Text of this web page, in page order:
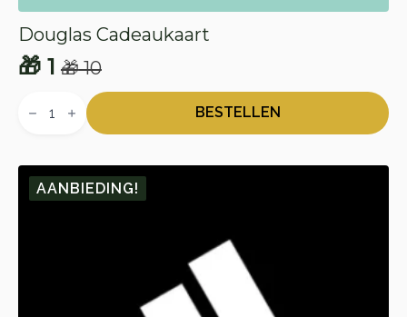
Douglas Cadeaukaart
🎁10
Oorspronkelijke
prijs
🎁 10.
🎁 1
Huidige
prijs
🎁 1.
Cadeaukaart
BESTELLEN
AANBIEDING!